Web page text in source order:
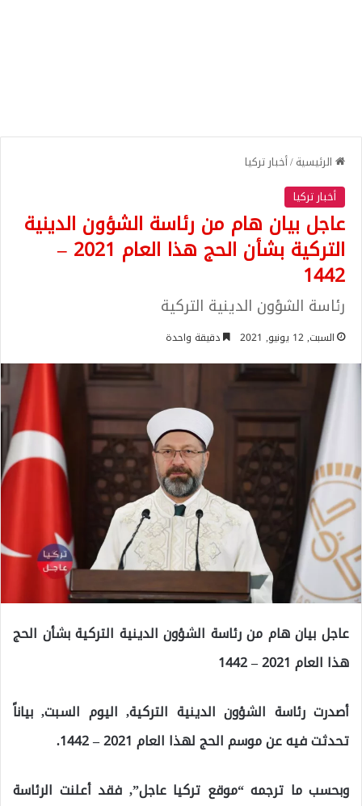
الرئيسية/أخبار تركيا
أخبار تركيا
عاجل بيان هام من رئاسة الشؤون الدينية
التركية بشأن الحج هذا العام 2021 –
1442
رئاسة الشؤون الدينية التركية
السبت, 12 يونيو, 2021 دقيقة واحدة
عاجل بيان هام من رئاسة الشؤون الدينية التركية بشأن الحج
هذا العام 2021 – 1442
أصدرت رئاسة الشؤون الدينية التركية, اليوم السبت, بياناً
تحدثت فيه عن موسم الحج لهذا العام 2021 – 1442.
وبحسب ما ترجمه “موقع تركيا عاجل”, فقد أعلنت الرئاسة